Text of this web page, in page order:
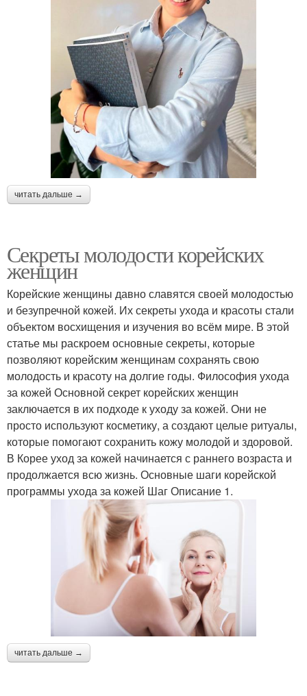
читать дальше →
Секреты молодости корейских
женщин
Корейские женщины давно славятся своей молодостью
и безупречной кожей. Их секреты ухода и красоты стали
объектом восхищения и изучения во всём мире. В этой
статье мы раскроем основные секреты, которые
позволяют корейским женщинам сохранять свою
молодость и красоту на долгие годы. Философия ухода
за кожей Основной секрет корейских женщин
заключается в их подходе к уходу за кожей. Они не
просто используют косметику, а создают целые ритуалы,
которые помогают сохранить кожу молодой и здоровой.
В Корее уход за кожей начинается с раннего возраста и
продолжается всю жизнь. Основные шаги корейской
программы ухода за кожей Шаг Описание 1.
читать дальше →